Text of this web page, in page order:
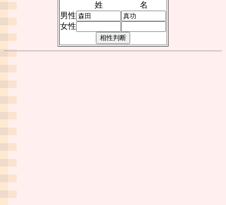
姓
名
男性
女性